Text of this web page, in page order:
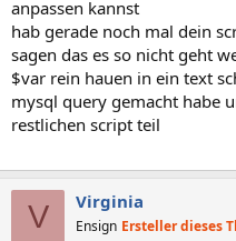
anpassen kannst
hab gerade noch mal dein
sagen das es so nicht geht
$var rein hauen in ein text
mysql query gemacht habe
restlichen script teil
V Virginia
Ensign Ersteller dieses